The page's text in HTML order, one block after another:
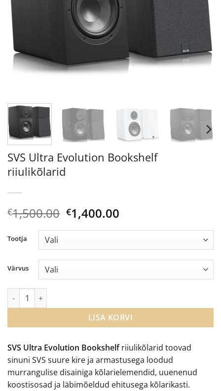
SVS Ultra Evolution Bookshelf
riiulikõlarid
€1,500.00 Algne
hind
€1,500.00.
€1,400.00
€1,400.00.
SVS Ultra Evolution Bookshelfriiulikõlarid toovad
sinuni SVS suure kire ja armastusega loodud
murrangulise disainiga kõlarielemendid, uuenenud
koostisosad ja läbimõeldud ehitusega kõlarikasti.
Tootja
Värvus
SVS Ultra Evolution Bookshelf riiulikõlarid kogus
LISA KORVI